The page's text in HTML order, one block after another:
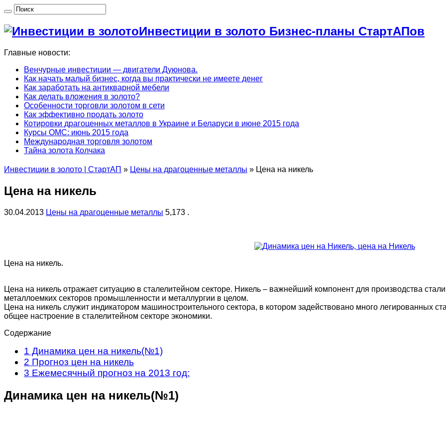
Инвестиции в золото Бизнес-планы СтартАПов
Главные новости:
Венчурные инвестиции — двигатели Дуюнова.
Как начать малый бизнес, когда вы практически не имеете денег
Как заработать на антикварной мебели
Как делать вложения в золото?
Особенности торговли золотом в сети
Как эффективно продать золото
Котировки драгоценных металлов в Украине и Беларуси в июне 2015 года
Курсы ОМС: июнь 2015 года
Международная торговля золотом
Тайна золота Колчака
Инвестиции в золото | СтартАП » Цены на драгоценные металлы » Цена на никель
Цена на никель
30.04.2013 Цены на драгоценные металлы 5,173 .
Цена на никель.
Цена на никель отражает ситуацию в сталелитейном секторе. Никель – важнейший компонент для производства
металлоемких секторов промышленности и металлургии в целом.
Цена на никель служит индикатором машиностроительного сектора, в котором задействовано много легированных
общее настроение в сталелитейном секторе экономики.
Содержание
1 Динамика цен на никель(№1)
2 Прогноз цен на никель
3 Ежемесячный прогноз на 2013 год:
Динамика цен на никель(№1)